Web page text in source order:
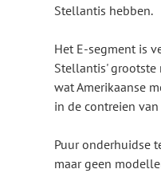
Stellantis hebben.
Het E-segment is
Stellantis' grootste
wat Amerikaanse
in de contreien van
Puur onderhuidse
maar geen